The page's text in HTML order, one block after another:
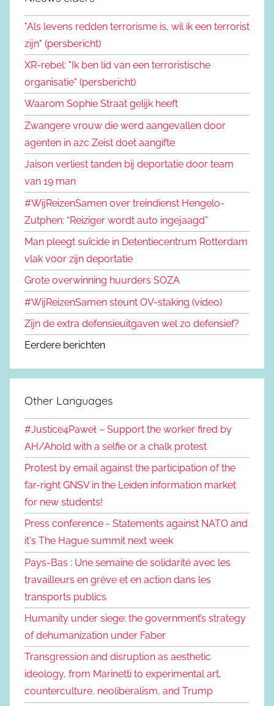
"Als levens redden terrorisme is, wil ik een terrorist
zijn" (persbericht)
XR-rebel: "Ik ben lid van een terroristische
organisatie" (persbericht)
Waarom Sophie Straat gelijk heeft
Zwangere vrouw die werd aangevallen door
agenten in azc Zeist doet aangifte
Jaison verliest tanden bij deportatie door team
van 19 man
#WijReizenSamen over treindienst Hengelo-
Zutphen: “Reiziger wordt auto ingejaagd”
Man pleegt suïcide in Detentiecentrum Rotterdam
vlak voor zijn deportatie
Grote overwinning huurders SOZA
#WijReizenSamen steunt OV-staking (video)
Zijn de extra defensieuitgaven wel zo defensief?
Eerdere berichten
Other Languages
#Justice4Paweł – Support the worker fired by
AH/Ahold with a selfie or a chalk protest
Protest by email against the participation of the
far-right GNSV in the Leiden information market
for new students!
Press conference - Statements against NATO and
it's The Hague summit next week
Pays-Bas : Une semaine de solidarité avec les
travailleurs en grève et en action dans les
transports publics
Humanity under siege: the government’s strategy
of dehumanization under Faber
Transgression and disruption as aesthetic
ideology, from Marinetti to experimental art,
counterculture, neoliberalism, and Trump